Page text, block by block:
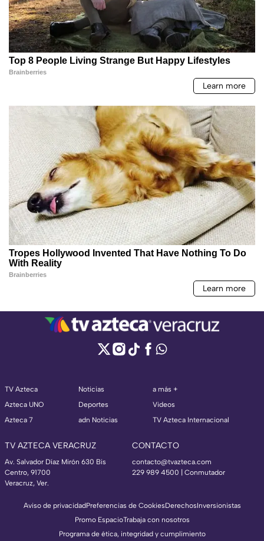
TV Azteca
Azteca UNO
Azteca 7
Noticias
Deportes
adn Noticias
a más +
Videos
TV Azteca Internacional
TV AZTECA VERACRUZ
Av. Salvador Díaz Mirón 630 Bis
Centro, 91700
Veracruz, Ver.
CONTACTO
contacto@tvazteca.com
229 989 4500 | Conmutador
Aviso de privacidadPreferencias de CookiesDerechosInversionistas
Promo EspacioTrabaja con nosotros
Programa de ética, integridad y cumplimiento